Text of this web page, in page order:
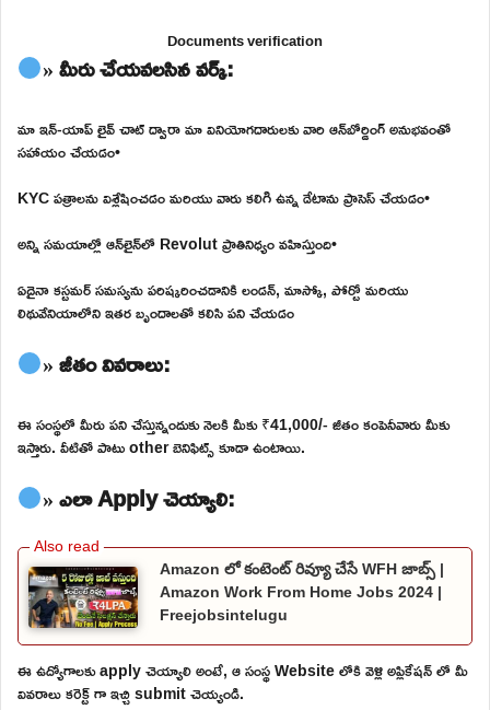
Documents verification
» మీరు చేయవలసిన వర్క్:
మా ఇన్-యాప్ లైవ్ చాట్ ద్వారా మా వినియోగదారులకు వారి ఆన్‌బోర్డింగ్ అనుభవంతో
సహాయం చేయడం•
KYC పత్రాలను విశ్లేషించడం మరియు వారు కలిగి ఉన్న డేటాను ప్రాసెస్ చేయడం•
అన్ని సమయాల్లో ఆన్‌లైన్‌లో Revolut ప్రాతినిధ్యం వహిస్తుంది•
ఏదైనా కస్టమర్ సమస్యను పరిష్కరించడానికి లండన్, మాస్కో, పోర్టో మరియు
లిథువేనియాలోని ఇతర బృందాలతో కలిసి పని చేయడం
» జీతం వివరాలు:
ఈ సంస్థలో మీరు పని చేస్తున్నందుకు నెలకి మీకు ₹41,000/- జీతం కంపెనీవారు మీకు
ఇస్తారు. వీటితో పాటు other బెనిఫిట్స్ కూడా ఉంటాయి.
» ఎలా Apply చెయ్యాలి:
Amazon లో కంటెంట్ రివ్యూ చేసే WFH జాబ్స్ |
Amazon Work From Home Jobs 2024 |
Freejobsintelugu
ఈ ఉద్యోగాలకు apply చెయ్యాలి అంటే, ఆ సంస్థ Website లోకి వెళ్లి అప్లికేషన్ లో మీ
వివరాలు కరెక్ట్ గా ఇచ్చి submit చెయ్యండి.